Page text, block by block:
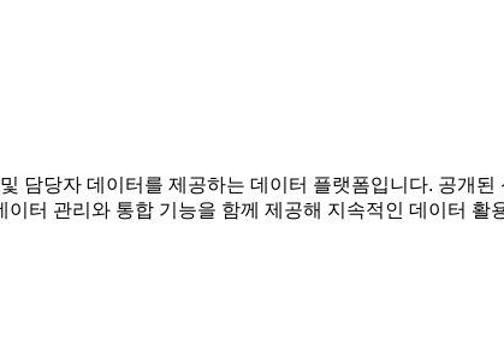
담당자 데이터를 제공하는 데이터 플랫폼입니다. 공개
터 관리와 통합 기능을 함께 제공해 지속적인 데이터